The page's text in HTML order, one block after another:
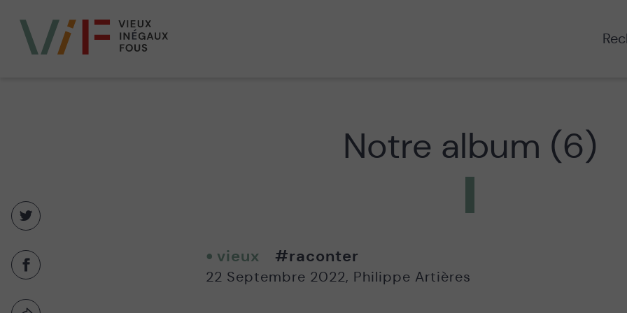
inégaux
Notre album (6)
Partager
twitter
-
Nouvelle
Partager
facebook
vieux #raconter
22 Septembre 2022, Philippe Artières